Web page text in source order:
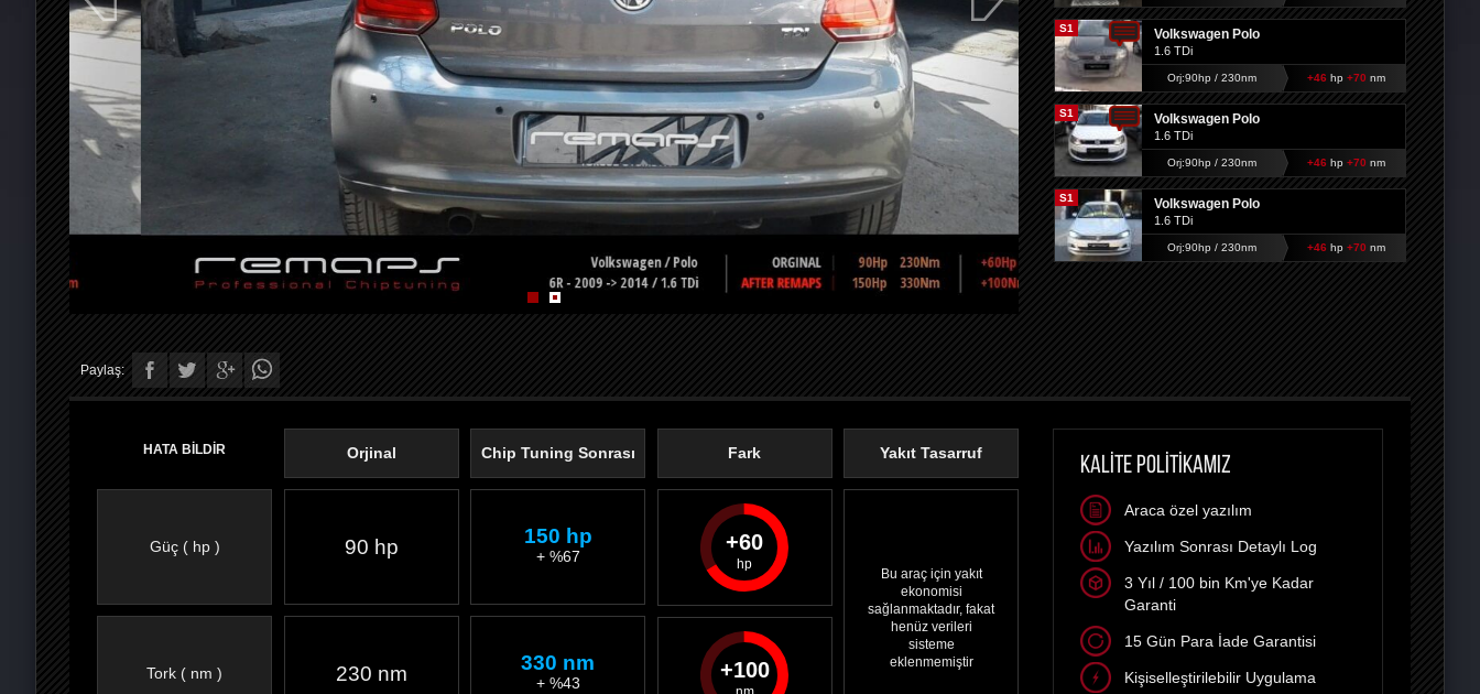
S1 Volkswagen Polo
1.6 TDi
Orj:90hp / 230nm +46 hp +70 nm
S1 Volkswagen Polo
1.6 TDi
Orj:90hp / 230nm +46 hp +70 nm
S1 Volkswagen Polo
1.6 TDi
Orj:90hp / 230nm +46 hp +70 nm
Paylaş:
HATA BİLDİR
Güç ( hp )
Tork ( nm )
Orjinal
90 hp
230 nm
Chip Tuning Sonrası
150 hp
+ %67
330 nm
+ %43
Fark
60
100
Yakıt Tasarruf
Bu araç için yakıt
ekonomisi
sağlanmaktadır, fakat
henüz verileri
sisteme
eklenmemiştir
KALİTE POLİTİKAMIZ
Araca özel yazılım
Yazılım Sonrası Detaylı Log
3 Yıl / 100 bin Km'ye Kadar
Garanti
15 Gün Para İade Garantisi
Kişiselleştirilebilir Uygulama